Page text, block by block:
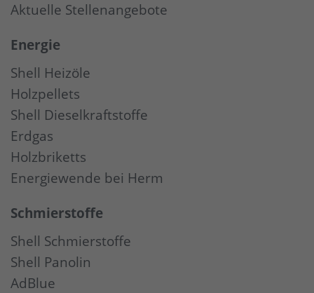
Aktuelle Stellenangebote
Energie
Shell Heizöle
Holzpellets
Shell Dieselkraftstoffe
Erdgas
Holzbriketts
Energiewende bei Herm
Schmierstoffe
Shell Schmierstoffe
Shell Panolin
AdBlue